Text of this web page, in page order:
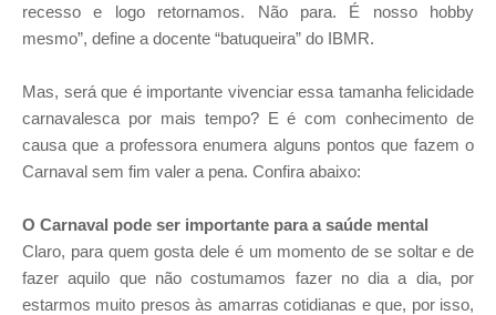
recesso e logo retornamos. Não para. É nosso hobby
mesmo”, define a docente “batuqueira” do IBMR.
Mas, será que é importante vivenciar essa tamanha felicidade
carnavalesca por mais tempo? E é com conhecimento de
causa que a professora enumera alguns pontos que fazem o
Carnaval sem fim valer a pena. Confira abaixo:
O Carnaval pode ser importante para a saúde mental
Claro, para quem gosta dele é um momento de se soltar e de
fazer aquilo que não costumamos fazer no dia a dia, por
estarmos muito presos às amarras cotidianas e que, por isso,